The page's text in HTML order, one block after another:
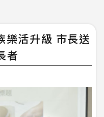
樂活升級 市長送
者